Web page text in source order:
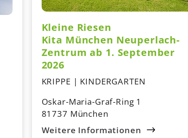
Kleine Riesen
Kita München Neuperlach-
Zentrum ab 1. September
2026
KRIPPE | KINDERGARTEN
Oskar-Maria-Graf-Ring 1
81737 München
Weitere Informationen